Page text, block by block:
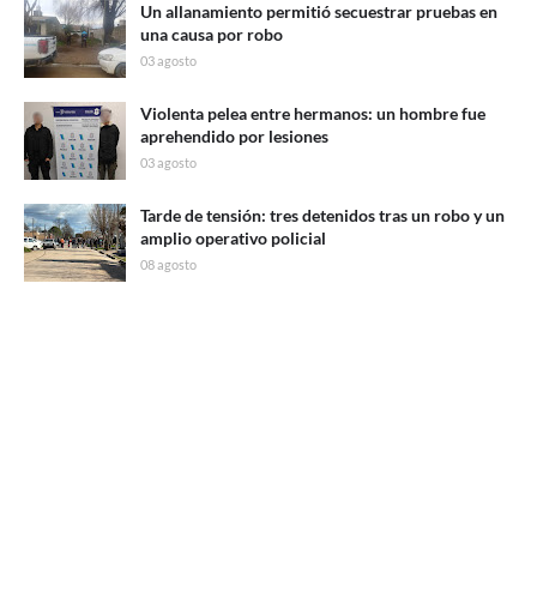
Un allanamiento permitió secuestrar pruebas en
una causa por robo
03 agosto
Violenta pelea entre hermanos: un hombre fue
aprehendido por lesiones
03 agosto
Tarde de tensión: tres detenidos tras un robo y un
amplio operativo policial
08 agosto